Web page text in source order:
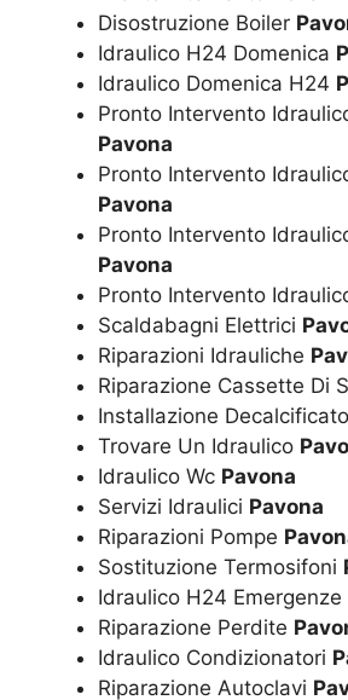
Disostruzione Boiler
Idraulico H24 Domenica
Idraulico Domenica H24
Pronto Intervento
Pavona
Pronto Intervento
Pavona
Pronto Intervento
Pavona
Pronto Intervento
Scaldabagni Elettrici
Riparazioni Idrauliche
Riparazione Cassette Di
Installazione
Trovare Un Idraulico
Idraulico Wc Pavona
Servizi Idraulici Pavona
Riparazioni Pompe
Sostituzione Termosifoni
Idraulico H24 Emergenze
Riparazione Perdite
Idraulico Condizionatori
Riparazione Autoclavi